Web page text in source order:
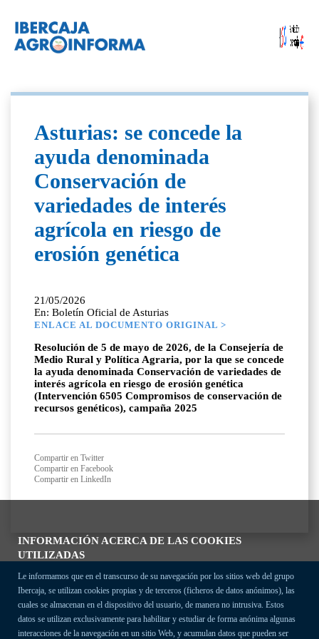
INFORMACIÓN ACERCA DE LAS COOKIES
UTILIZADAS
Le informamos que en el transcurso de su navegación por los sitios web del grupo
Ibercaja, se utilizan cookies propias y de terceros (ficheros de datos anónimos), las
cuales se almacenan en el dispositivo del usuario, de manera no intrusiva. Estos
datos se utilizan exclusivamente para habilitar y estudiar de forma anónima algunas
interacciones de la navegación en un sitio Web, y acumulan datos que pueden ser
Asturias: se concede la
ayuda denominada
Conservación de
variedades de interés
agrícola en riesgo de
erosión genética
21/05/2026
En: Boletín Oficial de Asturias
ENLACE AL DOCUMENTO ORIGINAL >
Resolución de 5 de mayo de 2026, de la Consejería de
Medio Rural y Política Agraria, por la que se concede
la ayuda denominada Conservación de variedades de
interés agrícola en riesgo de erosión genética
(Intervención 6505 Compromisos de conservación de
recursos genéticos), campaña 2025
Compartir en Twitter
Compartir en Facebook
Compartir en LinkedIn